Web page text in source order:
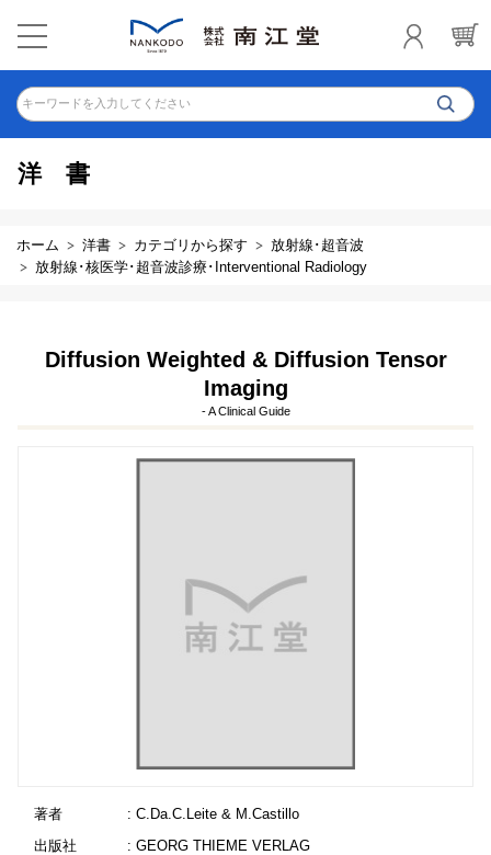
キーワードを入力してください
洋書
ホーム 洋書 カテゴリから探す
放射線･超音波
放射線･核医学･超音波診療･Interventional Radiology
Diffusion Weighted & Diffusion Tensor
Imaging
- A Clinical Guide
著者
: C.Da.C.Leite & M.Castillo
出版社
: GEORG THIEME VERLAG